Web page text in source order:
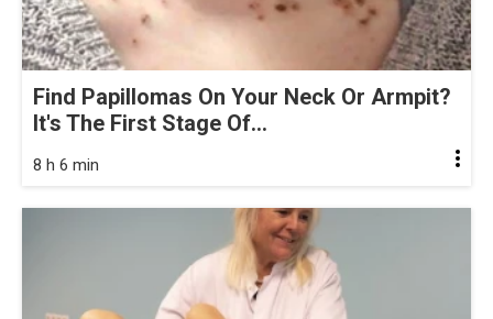
Find Papillomas On Your Neck Or Armpit?
It's The First Stage Of...
8 h 6 min